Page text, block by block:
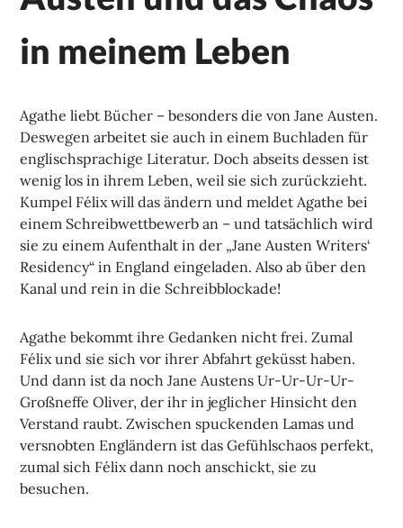
in meinem Leben
Agathe liebt Bücher – besonders die von Jane Austen.
Deswegen arbeitet sie auch in einem Buchladen für
englischsprachige Literatur. Doch abseits dessen ist
wenig los in ihrem Leben, weil sie sich zurückzieht.
Kumpel Félix will das ändern und meldet Agathe bei
einem Schreibwettbewerb an – und tatsächlich wird
sie zu einem Aufenthalt in der „Jane Austen Writers‘
Residency“ in England eingeladen. Also ab über den
Kanal und rein in die Schreibblockade!
Agathe bekommt ihre Gedanken nicht frei. Zumal
Félix und sie sich vor ihrer Abfahrt geküsst haben.
Und dann ist da noch Jane Austens Ur-Ur-Ur-Ur-
Großneffe Oliver, der ihr in jeglicher Hinsicht den
Verstand raubt. Zwischen spuckenden Lamas und
versnobten Engländern ist das Gefühlschaos perfekt,
zumal sich Félix dann noch anschickt, sie zu
besuchen.